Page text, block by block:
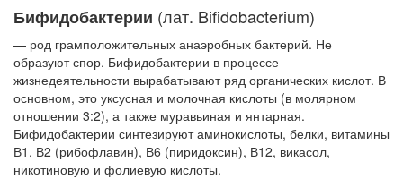
Бифидобактерии (лат. Bifidobacterium)
— род грамположительных анаэробных бактерий. Не
образуют спор. Бифидобактерии в процессе
жизнедеятельности вырабатывают ряд органических кислот. В
основном, это уксусная и молочная кислоты (в молярном
отношении 3:2), а также муравьиная и янтарная.
Бифидобактерии синтезируют аминокислоты, белки, витамины
В1, В2 (рибофлавин), В6 (пиридоксин), В12, викасол,
никотиновую и фолиевую кислоты.